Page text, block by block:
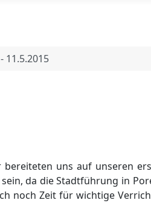
11.5.2015
uns auf unseren
da die Stadtführung in
noch Zeit für wichtige